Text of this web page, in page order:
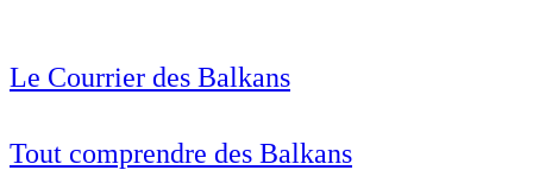
Le Courrier des Balkans
Tout comprendre des Balkans